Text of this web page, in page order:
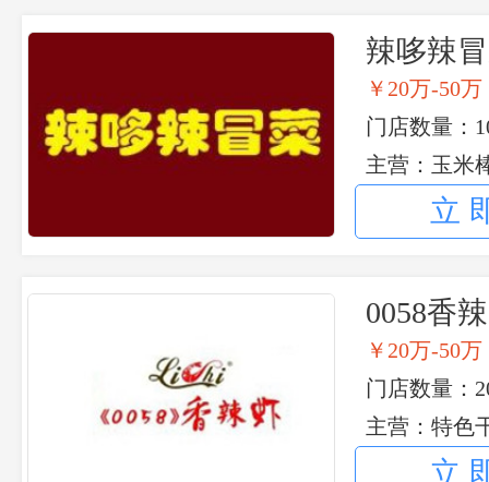
辣哆辣
￥20万-50万
门店数量：
主营：玉米
立
0058香
￥20万-50万
门店数量：
主营：特色
立